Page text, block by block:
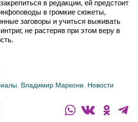
в редакции, ей предстоит
в громкие сюжеты,
заговоры и учиться выживать
не растеряв при этом веру в
Владимир Маркони Новости